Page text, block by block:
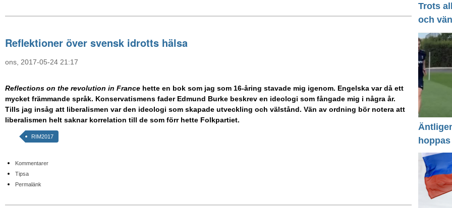
Reflektioner över svensk idrotts hälsa
ons, 2017-05-24 21:17
Reflections on the revolution in France hette en bok som jag som 16-åring stavade mig igenom. Engelska var då ett
mycket främmande språk. Konservatismens fader Edmund Burke beskrev en ideologi som fångade mig i några år.
Tills jag insåg att liberalismen var den ideologi som skapade utveckling och välstånd. Vän av ordning bör notera att
liberalismen helt saknar korrelation till de som förr hette Folkpartiet.
RIM2017
Kommentarer
Tipsa
Permalänk
Trots
och